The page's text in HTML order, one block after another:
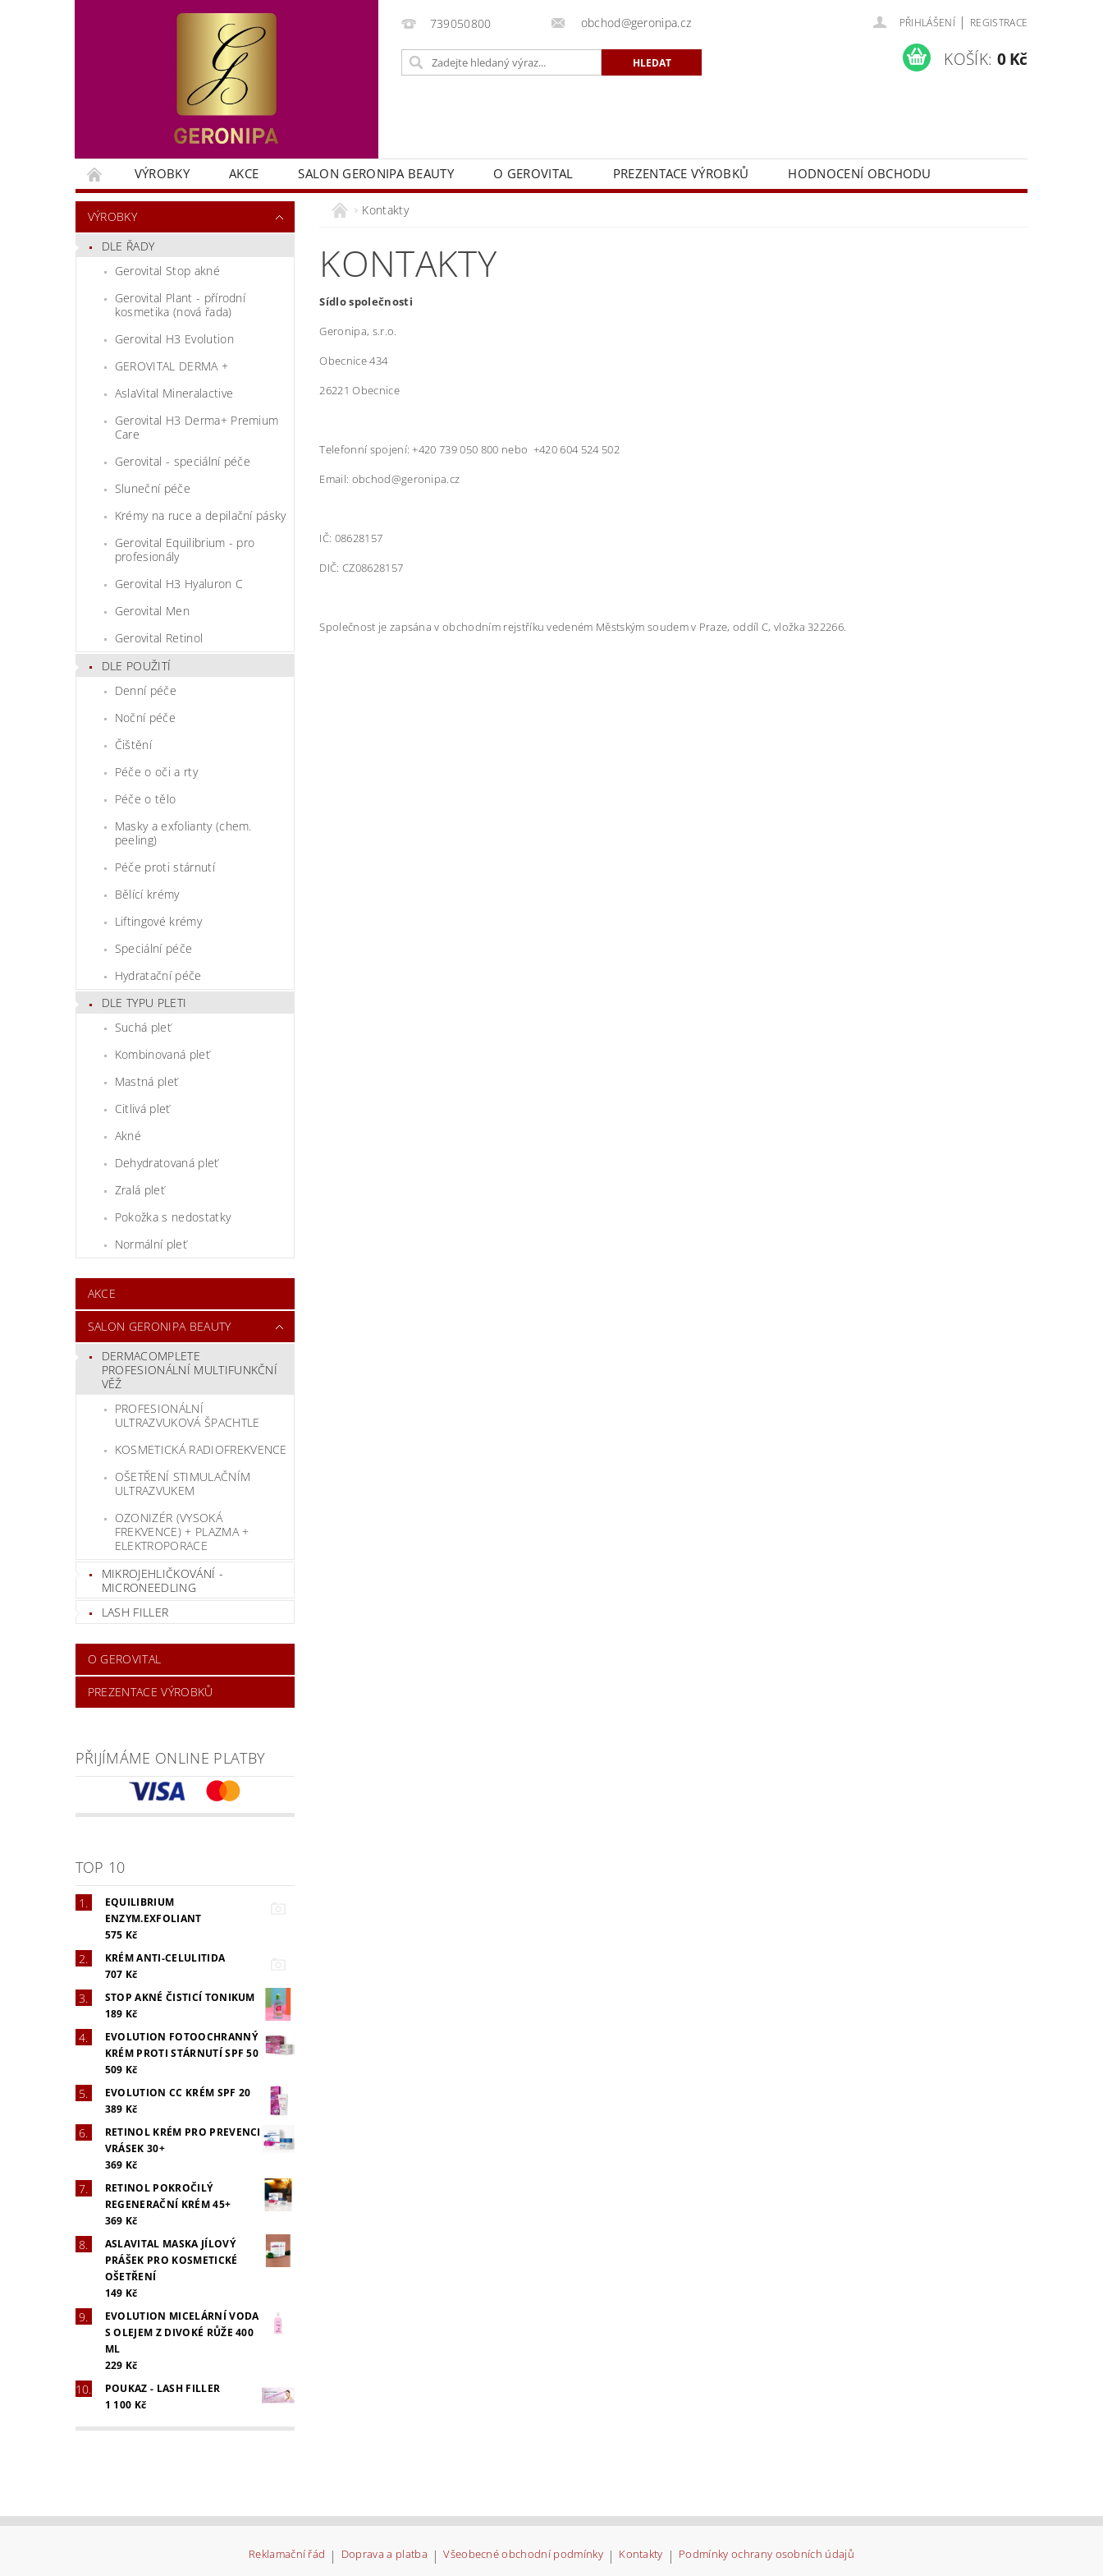
739050800 obchod@geronipa.cz PŘIHLÁŠENÍ | REGISTRACE
KOŠÍK: 0 Kč
VÝROBKY AKCE SALON GERONIPA BEAUTY O GEROVITAL PREZENTACE VÝROBKŮ HODNOCENÍ OBCHODU
VÝROBKY
DLE ŘADY
Gerovital Stop akné
Gerovital Plant - přírodní
kosmetika (nová řada)
Gerovital H3 Evolution
GEROVITAL DERMA +
AslaVital Mineralactive
Gerovital H3 Derma+ Premium
Care
Gerovital - speciální péče
Sluneční péče
Krémy na ruce a depilační pásky
Gerovital Equilibrium - pro
profesionály
Gerovital H3 Hyaluron C
Gerovital Men
Gerovital Retinol
DLE POUŽITÍ
Denní péče
Noční péče
Čištění
Péče o oči a rty
Péče o tělo
Masky a exfolianty (chem.
peeling)
Péče proti stárnutí
Bělící krémy
Liftingové krémy
Speciální péče
Hydratační péče
DLE TYPU PLETI
Suchá pleť
Kombinovaná pleť
Mastná pleť
Citlivá pleť
Akné
Dehydratovaná pleť
Zralá pleť
Pokožka s nedostatky
Normální pleť
AKCE
SALON GERONIPA BEAUTY
DERMACOMPLETE
PROFESIONÁLNÍ MULTIFUNKČNÍ
VĚŽ
PROFESIONÁLNÍ
ULTRAZVUKOVÁ ŠPACHTLE
KOSMETICKÁ RADIOFREKVENCE
OŠETŘENÍ STIMULAČNÍM
ULTRAZVUKEM
OZONIZÉR (VYSOKÁ
FREKVENCE) + PLAZMA +
ELEKTROPORACE
MIKROJEHLIČKOVÁNÍ -
MICRONEEDLING
LASH FILLER
O GEROVITAL
PREZENTACE VÝROBKŮ
PŘIJÍMÁME ONLINE PLATBY
TOP 10
EQUILIBRIUM
ENZYM.EXFOLIANT
575 Kč
KRÉM ANTI-CELULITIDA
707 Kč
STOP AKNÉ ČISTICÍ TONIKUM
189 Kč
EVOLUTION FOTOOCHRANNÝ
KRÉM PROTI STÁRNUTÍ SPF 50
509 Kč
EVOLUTION CC KRÉM SPF 20
389 Kč
RETINOL KRÉM PRO PREVENCI
VRÁSEK 30+
369 Kč
RETINOL POKROČILÝ
REGENERAČNÍ KRÉM 45+
369 Kč
ASLAVITAL MASKA JÍLOVÝ
PRÁŠEK PRO KOSMETICKÉ
OŠETŘENÍ
149 Kč
EVOLUTION MICELÁRNÍ VODA
S OLEJEM Z DIVOKÉ RŮŽE 400
ML
229 Kč
POUKAZ - LASH FILLER
1 100 Kč
Kontakty
KONTAKTY
Sídlo společnosti
Geronipa, s.r.o.
Obecnice 434
26221 Obecnice
Telefonní spojení: +420 739 050 800 nebo +420 604 524 502
Email: obchod@geronipa.cz
IČ: 08628157
DIČ: CZ08628157
Společnost je zapsána v obchodním rejstříku vedeném Městským soudem v Praze, oddíl C, vložka 322266.
Reklamační řád | Doprava a platba | Všeobecné obchodní podmínky | Kontakty | Podmínky ochrany osobních údajů